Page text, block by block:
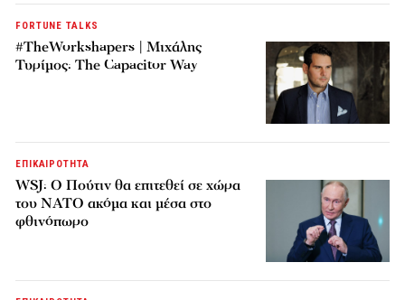
FORTUNE TALKS
#TheWorkshapers | Μιχάλης
Τυρίμος: The Capacitor Way
ΕΠΙΚΑΙΡΟΤΗΤΑ
WSJ: Ο Πούτιν θα επιτεθεί σε χώρα
του ΝΑΤΟ ακόμα και μέσα στο
φθινόπωρο